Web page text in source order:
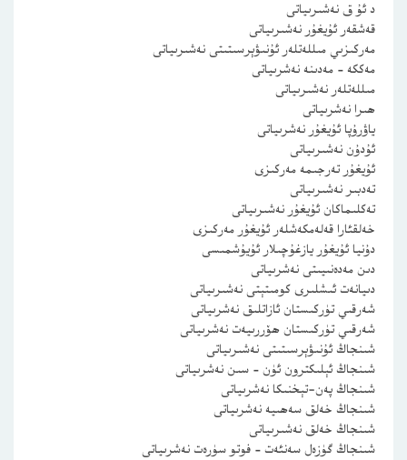
د ئۇ ق نەشىرىياتى
قەشقەر ئۇيغۇر نەشىرىياتى
مەركىزىي مىللەتلەر ئۇنىۋېرسىتىتى نەشىرىياتى
مەككە – مەدىنە نەشرىياتى
مىللەتلەر نەشىرىياتى
ھىرا نەشرىياتى
ياۋرۇپا ئۇيغۇر نەشرىياتى
ئۇدۇن نەشىرىياتى
ئۇيغۇر تەرجىمە مەركىزى
تەدبىر نەشىرىياتى
تەكلىماكان ئۇيغۇر نەشىرىياتى
خەلقئارا قەلەمكەشلەر ئۇيغۇر مەركىزى
دۇنيا ئۇيغۇر يازغۇچىلار ئۇيۇشمىسى
دىن مەدەنىيىتى نەشرىياتى
دىيانەت ئىشلىرى كومىتېتى نەشىرىياتى
شەرقىي تۈركىستان ئازاتلىق نەشرىياتى
شەرقىي تۈركىستان ھۆررىيەت نەشرىياتى
شىنجاڭ ئۇنىۋېرسىتىتى نەشىرىياتى
شىنجاڭ ئېلىكترون ئۈن – سىن نەشرىياتى
شىنجاڭ پەن-تېخنىكا نەشرىياتى
شىنجاڭ خەلق سەھىيە نەشرىياتى
شىنجاڭ خەلق نەشىرىياتى
شىنجاڭ گۈزەل سەنئەت – فوتو سۈرەت نەشرىياتى